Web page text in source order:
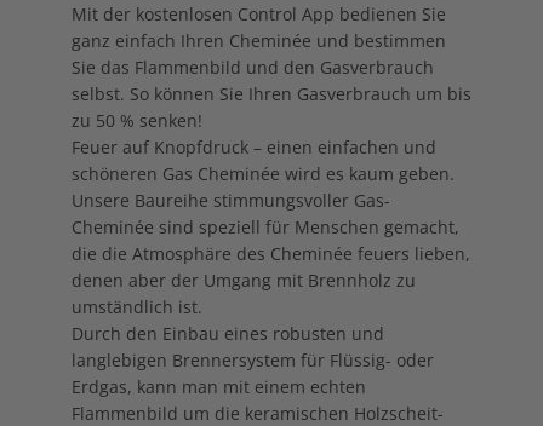
Mit der kostenlosen Control App bedienen Sie
ganz einfach Ihren Cheminée und bestimmen
Sie das Flammenbild und den Gasverbrauch
selbst. So können Sie Ihren Gasverbrauch um bis
zu 50 % senken!
Feuer auf Knopfdruck – einen einfachen und
schöneren Gas Cheminée wird es kaum geben.
Unsere Baureihe stimmungsvoller Gas-
Cheminée sind speziell für Menschen gemacht,
die die Atmosphäre des Cheminée feuers lieben,
denen aber der Umgang mit Brennholz zu
umständlich ist.
Durch den Einbau eines robusten und
langlebigen Brennersystem für Flüssig- oder
Erdgas, kann man mit einem echten
Flammenbild um die keramischen Holzscheit-